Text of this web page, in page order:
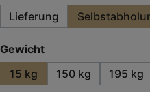
Lieferung
Gewichtauswählen
15 kg
150 kg 195 kg